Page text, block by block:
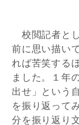
校閲記者と
前に思い描い
れば苦笑する
ました。１年
出せ」という
を振り返って
分を振り返り